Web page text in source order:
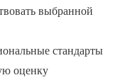
выбранной
стандарты
оценку